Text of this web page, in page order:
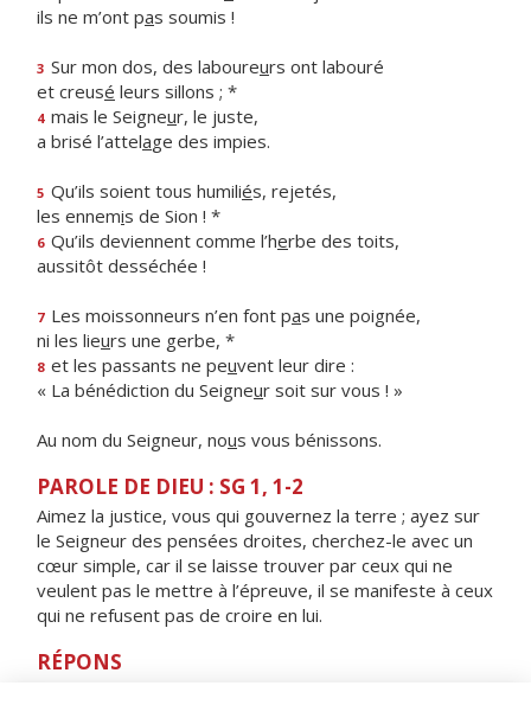
ils ne m’ont pas soumis !
3 Sur mon dos, des laboureurs ont labouré
et creusé leurs sillons ; *
4 mais le Seigneur, le juste,
a brisé l’attelage des impies.
5 Qu’ils soient tous humiliés, rejetés,
les ennemis de Sion ! *
6 Qu’ils deviennent comme l’herbe des toits,
aussitôt desséchée !
7 Les moissonneurs n’en font pas une poignée,
ni les lieurs une gerbe, *
8 et les passants ne peuvent leur dire :
« La bénédiction du Seigneur soit sur vous ! »
Au nom du Seigneur, nous vous bénissons.
PAROLE DE DIEU : SG 1, 1-2
Aimez la justice, vous qui gouvernez la terre ; ayez sur
le Seigneur des pensées droites, cherchez-le avec un
cœur simple, car il se laisse trouver par ceux qui ne
veulent pas le mettre à l’épreuve, il se manifeste à ceux
qui ne refusent pas de croire en lui.
RÉPONS